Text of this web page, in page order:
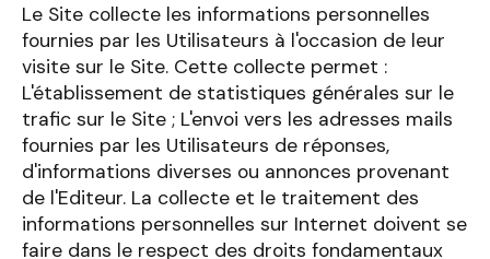
Le Site collecte les informations personnelles
fournies par les Utilisateurs à l'occasion de leur
visite sur le Site. Cette collecte permet :
L'établissement de statistiques générales sur le
trafic sur le Site ; L'envoi vers les adresses mails
fournies par les Utilisateurs de réponses,
d'informations diverses ou annonces provenant
de l'Editeur. La collecte et le traitement des
informations personnelles sur Internet doivent se
faire dans le respect des droits fondamentaux